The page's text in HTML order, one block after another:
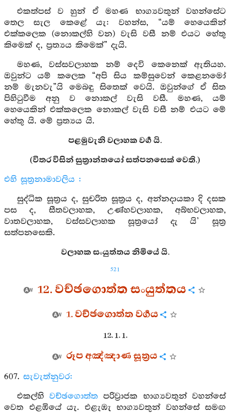
එකත්පස් ව හුන් ඒ මහණ භාග්‍යවතුන් වහන්සේට
තෙල සැල කෙළේ යැ: වහන්ස, “යම් හෙයෙකින්
එක්කලෙක (නොකල්හි වන) වැසි වසී නම් එයට හේතු
කිමෙක් ද, ප්‍රත්‍යය කිමෙක්” දැයි.
මහණ, වස්සවලාහක නම් දෙවි කෙනෙක් ඇතියහ.
ඔවුන්ට යම් කලෙක “අපි සිය කම්සුවෙන් කෙළනමෝ
නම් මැනවැ”යි මෙබඳු සිතෙක් වෙයි. ඔවුන්ගේ ඒ සිත
පිහිටුවීම අනු ව නොකල් වැසි වසී. මහණ, යම්
හෙයෙකින් එක්කලෙක නොකල් වැසි වසී නම් එයට මේ
හේතු යි. මේ ප්‍රත්‍යය යි.
පළමුවැනි වලාහක වර්‍ග යි.
(විතර විසින් සුත්‍රාන්තයෝ සත්පනසෙක් වෙති.)
එහි සූත්‍රනාමාවලිය :
සුද්ධික සූත්‍රය ද, සුචරිත සූත්‍රය ද, අන්නදායකා දි දසක
පස ද, සීතවලාහක, උණ්හවලාහක, අබ්භවලාහක,
වාතවලාහක, වස්සවලාහක සූත්‍රයෝ දැ යි’ සූත්‍ර
සත්පනසෙකි.
වලාහක සංයුත්තය නිමියේ යි.
521
12. වච්ඡගොත්ත සංයුත්තය
1. වච්ඡගොත්ත වර්‍ගය
12. 1. 1.
රූප අඤ්ඤාණ සූත්‍රය
607. සැවැත්නුවර:
එකල්හි වච්ඡගොත්ත පරිව්‍රාජක භාග්‍යවතුන් වහන්සේ
වෙත එළඹියේ යැ. එළැඹැ භාග්‍යවතුන් වහන්සේ සමඟ